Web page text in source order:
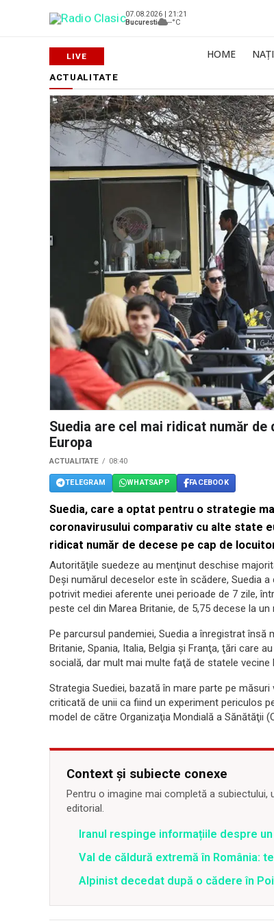
07.08.2026 | 21:21
Bucuresti
--°C
HOME
ACTUALITATE
Suedia are cel mai ridicat număr de
Europa
ACTUALITATE 08:40
TELEGRAM WHATSAPP FACEBOOK
Suedia, care a optat pentru o strategie
coronavirusului comparativ cu alte state
ridicat număr de decese pe cap de
Autorităţile suedeze au menţinut deschise
Deşi numărul deceselor este în scădere, Suedia
potrivit mediei aferente unei perioade de 7 zile,
peste cel din Marea Britanie, de 5,75 decese la
Pe parcursul pandemiei, Suedia a înregistrat
Britanie, Spania, Italia, Belgia şi Franţa, ţări care
socială, dar mult mai multe faţă de statele vecine
Strategia Suediei, bazată în mare parte pe
criticată de unii ca fiind un experiment periculos
model de către Organizaţia Mondială a Sănătăţii
Context și subiecte conexe
Pentru o imagine mai completă a
editorial.
Iranul respinge informațiile despre
Val de căldură extremă în România:
Alpinist decedat după o cădere în